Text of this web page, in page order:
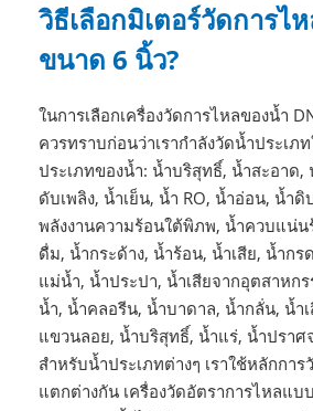
วิธีเลือกมิเตอร์วัดการไ
ขนาด 6 นิ้ว?
ในการเลือกเครื่องวัดการไหลของน้ำ
ควรทราบก่อนว่าเรากำลังวัดน้ำประเภ
ประเภทของน้ำ: น้ำบริสุทธิ์, น้ำสะอาด,
ดับเพลิง, น้ำเย็น, น้ำ RO, น้ำอ่อน, น้ำ
พลังงานความร้อนใต้พิภพ, น้ำควบแน่น
ดื่ม, น้ำกระด้าง, น้ำร้อน, น้ำเสีย, น้ำก
แม่น้ำ, น้ำประปา, น้ำเสียจากอุตสาหก
น้ำ, น้ำคลอรีน, น้ำบาดาล, น้ำกลั่น, น้ำ
แขวนลอย, น้ำบริสุทธิ์, น้ำแร่, น้ำปราศ
สำหรับน้ำประเภทต่างๆ เราใช้หลักกา
แตกต่างกัน เครื่องวัดอัตราการไหลแ